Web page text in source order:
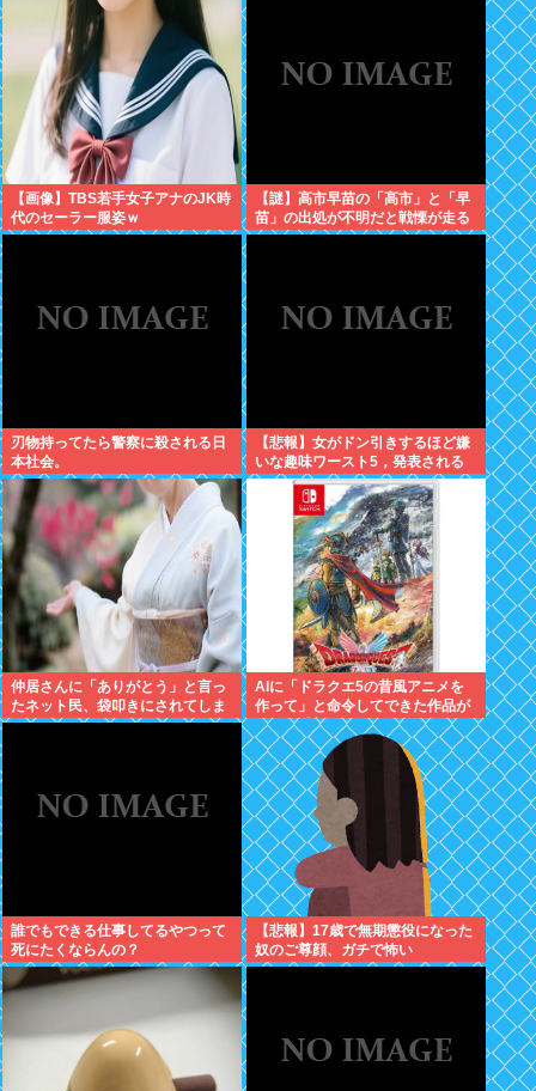
【画像】TBS若手女子アナのJK時
代のセーラー服姿ｗ
【謎】高市早苗の「高市」と「早
苗」の出処が不明だと戦慄が走る
刃物持ってたら警察に殺される日
本社会。
【悲報】女がドン引きするほど嫌
いな趣味ワースト5，発表される
仲居さんに「ありがとう」と言っ
たネット民、袋叩きにされてしま
う…
AIに「ドラクエ5の昔風アニメを
作って」と命令してできた作品が
これ、感想よろ
誰でもできる仕事してるやつって
死にたくならんの？
【悲報】17歳で無期懲役になった
奴のご尊顔、ガチで怖い